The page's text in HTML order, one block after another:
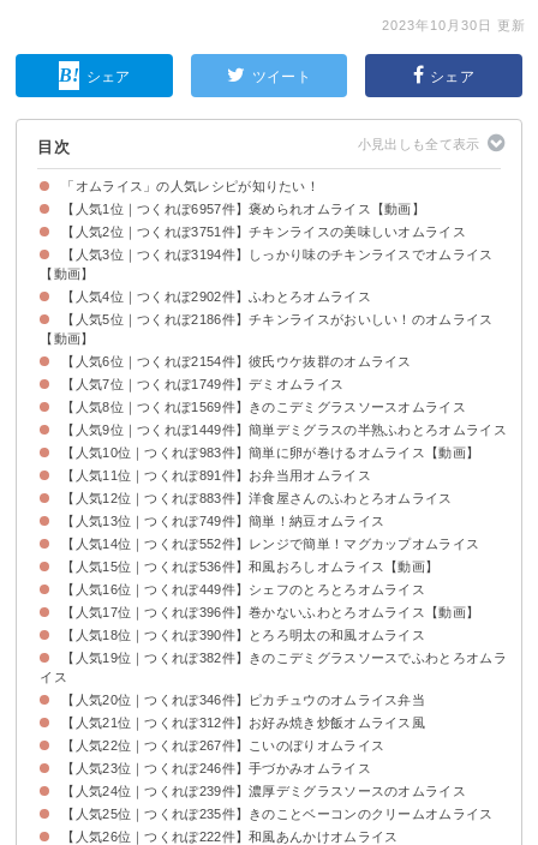
2023年10月30日 更新
シェア ツイート シェア
目次
「オムライス」の人気レシピが知りたい！
【人気1位｜つくれぽ6957件】褒められオムライス【動画】
【人気2位｜つくれぽ3751件】チキンライスの美味しいオムライス
【人気3位｜つくれぽ3194件】しっかり味のチキンライスでオムライス
【動画】
【人気4位｜つくれぽ2902件】ふわとろオムライス
【人気5位｜つくれぽ2186件】チキンライスがおいしい！のオムライス
【動画】
【人気6位｜つくれぽ2154件】彼氏ウケ抜群のオムライス
【人気7位｜つくれぽ1749件】デミオムライス
【人気8位｜つくれぽ1569件】きのこデミグラスソースオムライス
【人気9位｜つくれぽ1449件】簡単デミグラスの半熟ふわとろオムライス
【人気10位｜つくれぽ983件】簡単に卵が巻けるオムライス【動画】
【人気11位｜つくれぽ891件】お弁当用オムライス
【人気12位｜つくれぽ883件】洋食屋さんのふわとろオムライス
【人気13位｜つくれぽ749件】簡単！納豆オムライス
【人気14位｜つくれぽ552件】レンジで簡単！マグカップオムライス
【人気15位｜つくれぽ536件】和風おろしオムライス【動画】
【人気16位｜つくれぽ449件】シェフのとろとろオムライス
【人気17位｜つくれぽ396件】巻かないふわとろオムライス【動画】
【人気18位｜つくれぽ390件】とろろ明太の和風オムライス
【人気19位｜つくれぽ382件】きのこデミグラスソースでふわとろオムラ
イス
【人気20位｜つくれぽ346件】ピカチュウのオムライス弁当
【人気21位｜つくれぽ312件】お好み焼き炒飯オムライス風
【人気22位｜つくれぽ267件】こいのぼりオムライス
【人気23位｜つくれぽ246件】手づかみオムライス
【人気24位｜つくれぽ239件】濃厚デミグラスソースのオムライス
【人気25位｜つくれぽ235件】きのことベーコンのクリームオムライス
【人気26位｜つくれぽ222件】和風あんかけオムライス